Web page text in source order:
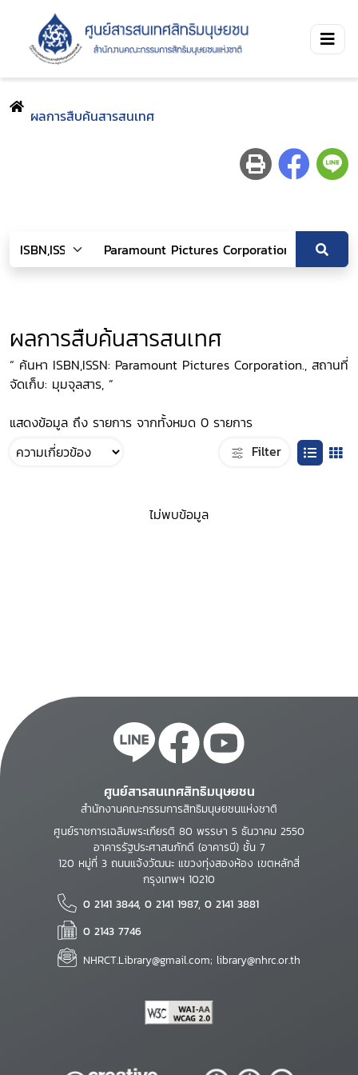
ผลการสืบค้นสารสนเทศ
ผลการสืบค้นสารสนเทศ
“ ค้นหา ISBN,ISSN: Paramount Pictures Corporation., สถานที่
จัดเก็บ: มุมจุลสาร, ”
แสดงข้อมูล ถึง รายการ จากทั้งหมด 0 รายการ
Filter
ไม่พบข้อมูล
ศูนย์สารสนเทศสิทธิมนุษยชน
สำนักงานคณะกรรมการสิทธิมนุษยชนแห่งชาติ
ศูนย์ราชการเฉลิมพระเกียรติ 80 พรรษา 5 ธันวาคม 2550
อาคารรัฐประศาสนภักดี (อาคารบี) ชั้น 7
120 หมู่ที่ 3 ถนนแจ้งวัฒนะ แขวงทุ่งสองห้อง เขตหลักสี่
กรุงเทพฯ 10210
0 2141 3844, 0 2141 1987, 0 2141 3881
0 2143 7746
NHRCT.Library@gmail.com; library@nhrc.or.th